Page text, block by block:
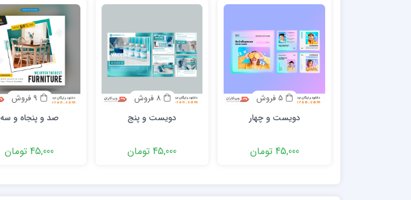
5 فروش
دویست و چهار
45,000 تومان
8 فروش
دویست و پنج
45,000 تومان
9 فروش
صد و پنجاه و سه
45,000 تومان